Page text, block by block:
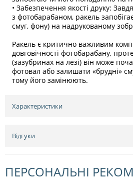
• Забезпечення якості друку:
з фотобарабаном, ракель
смуг, фону) на надрукованому
Ракель є критично важливим
довговічності фотобарабану,
(зазубринах на лезі) він може
фотовал або залишати «брудні»
тому його замінюють.
Характеристики
Відгуки
ПЕРСОНАЛЬНІ